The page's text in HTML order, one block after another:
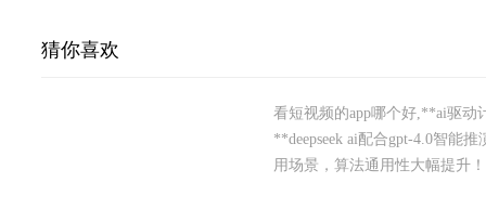
猜你喜欢
看短视频的app哪个好,**ai驱动
**deepseek ai配合gpt-4.0智能
用场景，算法通用性大幅提升！